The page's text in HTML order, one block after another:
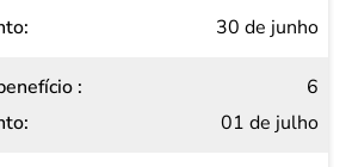
30 de junho
6
01 de julho